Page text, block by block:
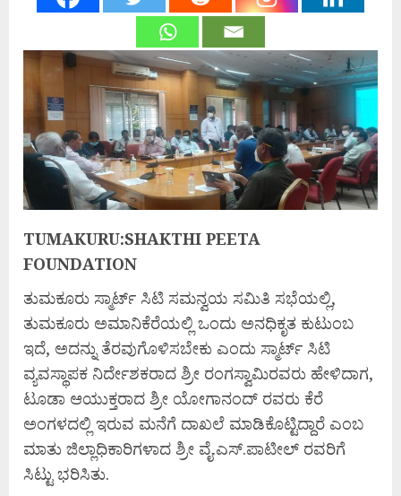
TUMAKURU:SHAKTHI PEETA
FOUNDATION
ತುಮಕೂರು ಸ್ಮಾರ್ಟ್ ಸಿಟಿ ಸಮನ್ವಯ ಸಮಿತಿ ಸಭೆಯಲ್ಲಿ,
ತುಮಕೂರು ಅಮಾನಿಕೆರೆಯಲ್ಲಿ ಒಂದು ಅನಧಿಕೃತ ಕುಟುಂಬ
ಇದೆ, ಅದನ್ನು ತೆರವುಗೊಳಿಸಬೇಕು ಎಂದು ಸ್ಮಾರ್ಟ್ ಸಿಟಿ
ವ್ಯವಸ್ಥಾಪಕ ನಿರ್ದೇಶಕರಾದ ಶ್ರೀ ರಂಗಸ್ವಾಮಿರವರು ಹೇಳಿದಾಗ,
ಟೂಡಾ ಆಯುಕ್ತರಾದ ಶ್ರೀ ಯೋಗಾನಂದ್ ರವರು ಕೆರೆ
ಅಂಗಳದಲ್ಲಿ ಇರುವ ಮನೆಗೆ ದಾಖಲೆ ಮಾಡಿಕೊಟ್ಟಿದ್ದಾರೆ ಎಂಬ
ಮಾತು ಜಿಲ್ಲಾಧಿಕಾರಿಗಳಾದ ಶ್ರೀ ವೈ.ಎಸ್.ಪಾಟೀಲ್ ರವರಿಗೆ
ಸಿಟ್ಟು ಭರಿಸಿತು.